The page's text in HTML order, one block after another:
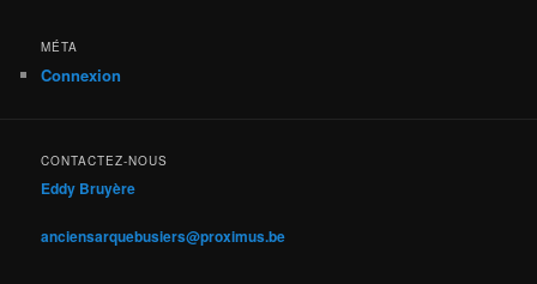
MÉTA
Connexion
CONTACTEZ-NOUS
Eddy Bruyère
anciensarquebusiers@proximus.be